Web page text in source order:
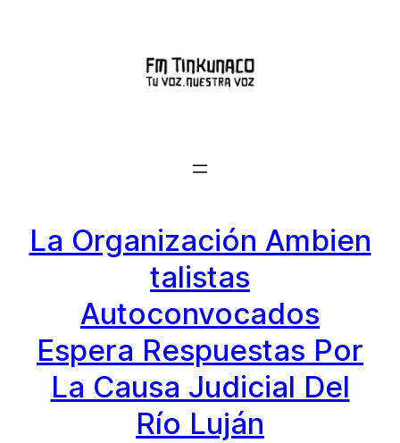
La Organización Ambien
Talistas
Autoconvocados
Espera Respuestas Por
La Causa Judicial Del
Río Luján